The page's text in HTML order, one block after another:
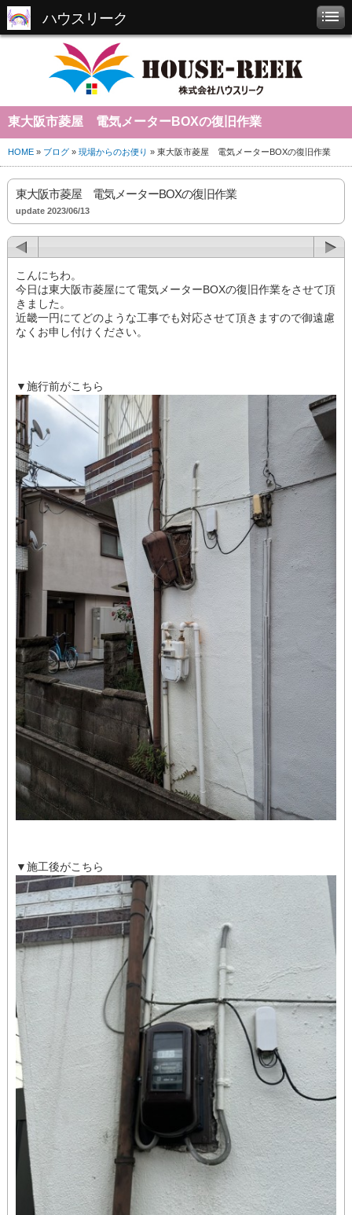
ハウスリーク
東大阪市菱屋 電気メーターBOXの復旧作業
HOME » ブログ » 現場からのお便り » 東大阪市菱屋 電気メーターBOXの復旧作業
東大阪市菱屋 電気メーターBOXの復旧作業
update 2023/06/13
こんにちわ。
今日は東大阪市菱屋にて電気メーターBOXの復旧作業をさせて頂
きました。
近畿一円にてどのような工事でも対応させて頂きますので御遠慮
なくお申し付けください。
▼施行前がこちら
▼施工後がこちら